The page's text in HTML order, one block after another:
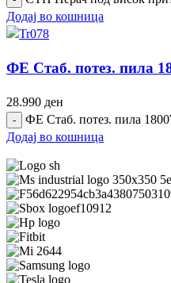
Додај во кошница
ФЕ Стаб. потез. пила
28.990 ден
ФЕ Стаб. потез. пила
Додај во кошница